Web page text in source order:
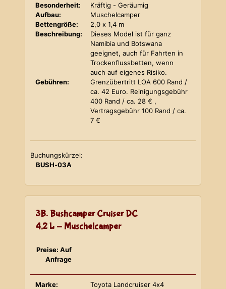
Besonderheit:
Kräftig - Geräumig
Aufbau:
Muschelcamper
Bettengröße:
2,0 x 1,4 m
Beschreibung:
Dieses Model ist für ganz
Namibia und Botswana
geeignet, auch für Fahrten in
Trockenflussbetten, wenn
auch auf eigenes Risiko.
Gebühren:
Grenzübertritt LOA 600 Rand /
ca. 42 Euro. Reinigungsgebühr
400 Rand / ca. 28 € ,
Vertragsgebühr 100 Rand / ca.
7 €
Buchungskürzel:
BUSH-03A
3B. Bushcamper Cruiser DC
4,2 L - Muschelcamper
Preise: Auf
Anfrage
Marke:
Toyota Landcruiser 4x4